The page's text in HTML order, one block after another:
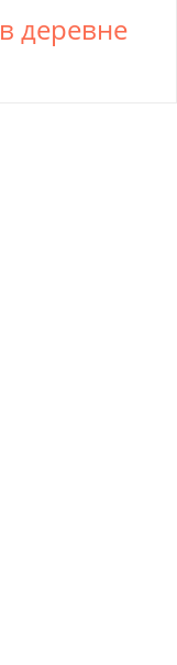
в деревне